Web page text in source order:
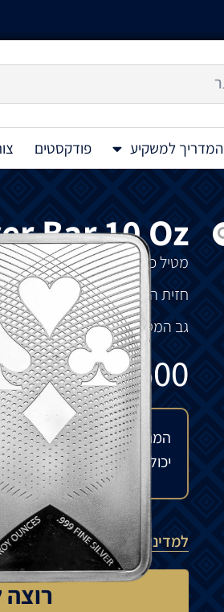
המדריך למשקיע פודקסטים
Bar 10 Oz
מטילכסףAce Of Hearts 10 Oz
חזיתהמטילמציגאס
הלבבות.
גב המטילמציגאתכלארבעת
4,500
₪
המחיר עשוי להשתנות
יכול לנוע בין 15% ל-35%.
למדיניות המשלוחים